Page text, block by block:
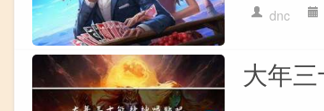
dnc
大年